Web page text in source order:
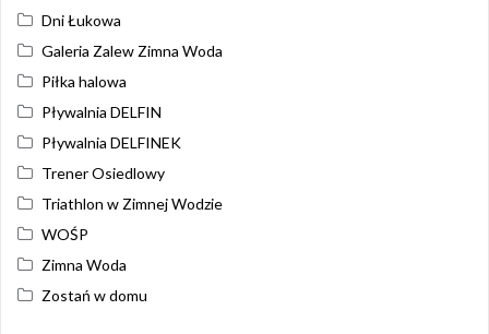
Dni Łukowa
Galeria Zalew Zimna Woda
Piłka halowa
Pływalnia DELFIN
Pływalnia DELFINEK
Trener Osiedlowy
Triathlon w Zimnej Wodzie
WOŚP
Zimna Woda
Zostań w domu